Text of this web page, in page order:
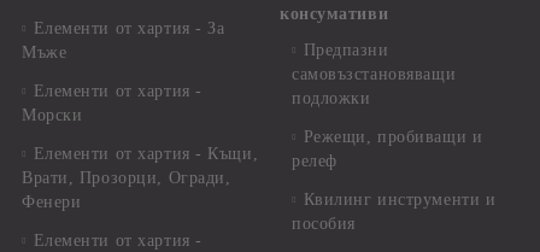
Елементи от хартия - За
Мъже
Елементи от хартия -
Морски
Елементи от хартия - Къщи,
Врати, Прозорци, Огради,
Фенери
Елементи от хартия -
консумативи
Предпазни
самовъзстановяващи
подложки
Режещи, пробиващи и
релеф
Квилинг инструменти и
пособия